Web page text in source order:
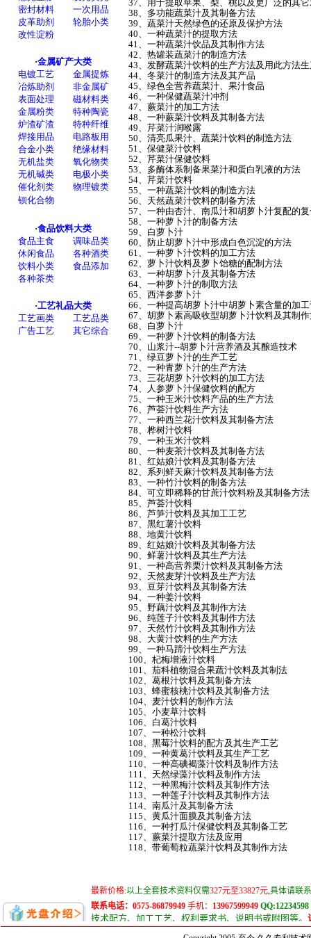
37、用于提取苹果、梨、桃以及更广泛的其
38、多功能蔬菜汁及其制备方法
39、蔬菜汁天然绿色的还原及保护方法
40、一种蔬菜汁的提取方法
41、一种蔬菜汁饮品及其制作方法
42、热罐装蔬菜汁的制造方法
43、发酵蔬菜汁饮料的生产方法及用此方法
44、冬菜汁的制造方法及其产品
45、绿色全营养蔬菜汁、果汁食品
46、一种保健蔬菜汁冲剂
47、蕨菜汁的加工方法
48、一种蕨菜汁饮料及其制备方法
49、芹菜汁润喉露
50、清亮瓜果汁、蔬菜汁饮料的制造方法
51、保健菜汁饮料
52、芹菜汁保健饮料
53、多酶体系制备果菜汁和蛋白乳液的方法
54、芹菜汁饮料
55、一种蔬菜汁饮料的制造方法
56、天然蔬菜汁饮料的制备方法
57、一种由杏汁、南瓜汁和胡萝卜汁复配的
58、一种萝卜汁的制备方法
59、白萝卜汁
60、防止胡萝卜汁中形成白色沉淀的方法
61、一种萝卜汁饮料的加工方法
62、萝卜汁饮料及萝卜饴糖的配制方法
63、一种胡萝卜汁及其制备方法
64、一种萝卜汁的制取方法
65、西洋参萝卜汁
66、一种提高胡萝卜汁中胡萝卜素含量的加
67、胡萝卜素高吸收型胡萝卜汁饮料及其制
68、白萝卜汁
69、一种萝卜汁饮料的制备方法
70、山浆汁--胡萝卜汁营养酒及其酿造技术
71、绿豆萝卜汁的生产工艺
72、一种青萝卜汁的生产方法
73、三花胡萝卜汁饮料的加工方法
74、人参萝卜汁保健饮料的配方
75、一种玉米汁饮料产品的生产方法
76、芦荟汁饮料生产方法
77、一种西兰花汁饮料及其制备方法
78、桦树汁饮料
79、一种玉米汁饮料
80、一种麦茶汁饮料及其制备方法
81、红姑娘汁饮料及其制备方法
82、系列鲜天麻汁饮料及其制备方法
83、一种竹汁饮料的制备方法
84、可立即稀释的甘蔗汁饮料粉及其制备方法
85、芦荟汁饮料
86、芦笋汁饮料及其加工工艺
87、黑红薯汁饮料
88、地黄汁饮料
89、红姑娘汁饮料及其制备方法
90、鲜薯汁饮料及其生产方法
91、一种高营养栗汁饮料及其制备方法
92、天然麦芽汁饮料及生产方法
93、豆芽汁饮料及其制备方法
94、一种姜汁饮料
95、野藕汁饮料及其制作方法
96、纯莲子汁饮料及其制作方法
97、天然竹汁饮料及其制作方法
98、大黄汁饮料的生产方法
99、一种马蹄汁饮料生产方法
100、杞梅增液汁饮料
101、茄科植物混合果蔬汁饮料及其制法
102、葛根汁饮料及其制备方法
103、蜂蜜核桃汁饮料及其制备方法
104、麦汁饮料的制作方法
105、小麦草汁饮料
106、白葛汁饮料
107、一种松汁饮料
108、黑莓汁饮料的配方及其生产工艺
109、一种黄葛汁饮料及其生产工艺
110、一种高碘褐藻汁饮料及制作方法
111、天然绿藻汁饮料及制作方法
112、一种黑梅汁饮料及其制作方法
113、一种莲子汁饮料及其制作方法
114、南瓜汁及其制备方法
115、黄瓜汁面膜及其制备方法
116、一种打瓜汁保健饮料及其制备工艺
117、蕨菜汁提取方法及应用
118、带葡萄粒蔬菜汁饮料及其制作方法